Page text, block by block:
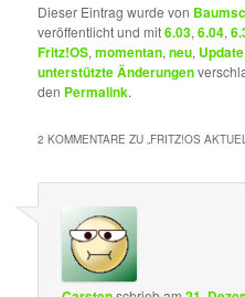
Dieser Eintrag wurde von
veröffentlicht und mit6.03,6.04,
Fritz!OS,momentan,neu, Update
unterstützte Änderungen
den Permalink.
2 KOMMENTARE ZU „ FRITZ!OS